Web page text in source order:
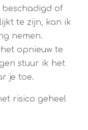
beschadigd of
te zijn, kan ik
nemen.
opnieuw te
stuur ik het
je toe.
risico geheel